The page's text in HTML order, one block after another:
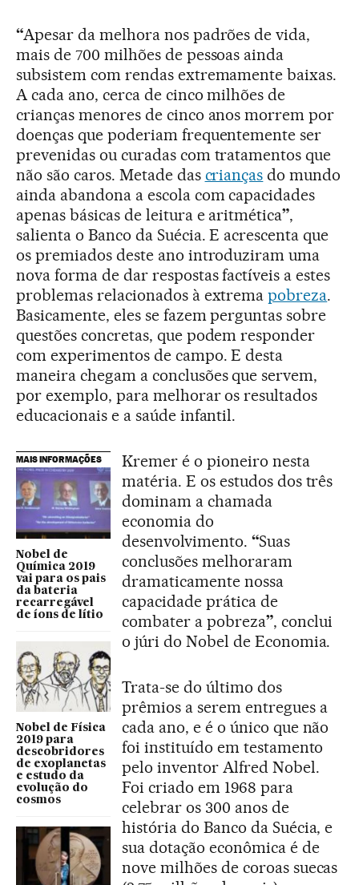
“Apesar da melhora nos padrões de vida,
mais de 700 milhões de pessoas ainda
subsistem com rendas extremamente baixas.
A cada ano, cerca de cinco milhões de
crianças menores de cinco anos morrem por
doenças que poderiam frequentemente ser
prevenidas ou curadas com tratamentos que
não são caros. Metade das crianças do mundo
ainda abandona a escola com capacidades
apenas básicas de leitura e aritmética”,
salienta o Banco da Suécia. E acrescenta que
os premiados deste ano introduziram uma
nova forma de dar respostas factíveis a estes
problemas relacionados à extremapobreza.
Basicamente, eles se fazem perguntas sobre
questões concretas, que podem responder
com experimentos de campo. E desta
maneira chegam a conclusões que servem,
por exemplo, para melhorar os resultados
educacionais e a saúde infantil.
MAIS INFORMAÇÕES
Nobel de
Química 2019
vai para os pais
da bateria
recarregável
de íons de lítio
Nobel de Física
2019 para
descobridores
de exoplanetas
e estudo da
evolução do
cosmos
Kremer é o pioneiro nesta
matéria. E os estudos dos três
dominam a chamada
economia do
desenvolvimento. “Suas
conclusões melhoraram
dramaticamente nossa
capacidade prática de
combater a pobreza”, conclui
o júri do Nobel de Economia.
Trata-se do último dos
prêmios a serem entregues a
cada ano, e é o único que não
foi instituído em testamento
pelo inventor Alfred Nobel.
Foi criado em 1968 para
celebrar os 300 anos de
história do Banco da Suécia, e
sua dotação econômica é de
nove milhões de coroas suecas